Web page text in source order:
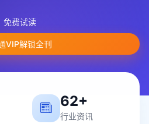
免费试读
VIP解锁全刊
62+
行业资讯